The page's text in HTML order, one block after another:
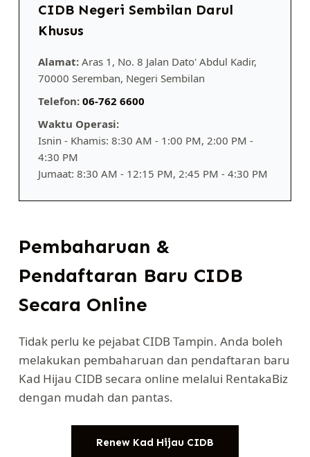
CIDB Negeri Sembilan Darul
Khusus
Alamat:Aras 1, No. 8 Jalan Dato' Abdul Kadir,
70000 Seremban, Negeri Sembilan
Telefon: 06-762 6600
Waktu Operasi:
Isnin - Khamis: 8:30 AM - 1:00 PM, 2:00 PM -
4:30 PM
Jumaat: 8:30 AM - 12:15 PM, 2:45 PM - 4:30 PM
Pembaharuan &
Pendaftaran Baru CIDB
Secara Online
Tidak perlu ke pejabat CIDB Tampin. Anda boleh
melakukan pembaharuan dan pendaftaran baru
Kad Hijau CIDB secara online melalui RentakaBiz
dengan mudah dan pantas.
Renew Kad Hijau CIDB